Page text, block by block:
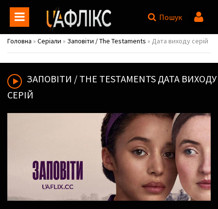
Пошук
Головна » Серіали » Заповіти / The Testaments » Дата виходу серій
ЗАПОВІТИ / THE TESTAMENTS ДАТА ВИХОДУ
СЕРІЙ